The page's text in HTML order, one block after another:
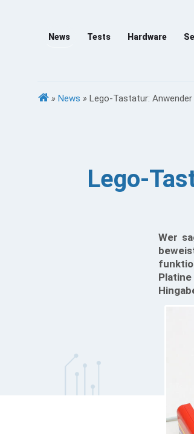
News Tests Hardware
» News » Lego-Tastatur:
Lego-
Wer